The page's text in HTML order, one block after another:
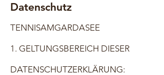
Datenschutz
TENNISAMGARDASEE
1. GELTUNGSBEREICH DIESER
DATENSCHUTZERKLÄRUNG: